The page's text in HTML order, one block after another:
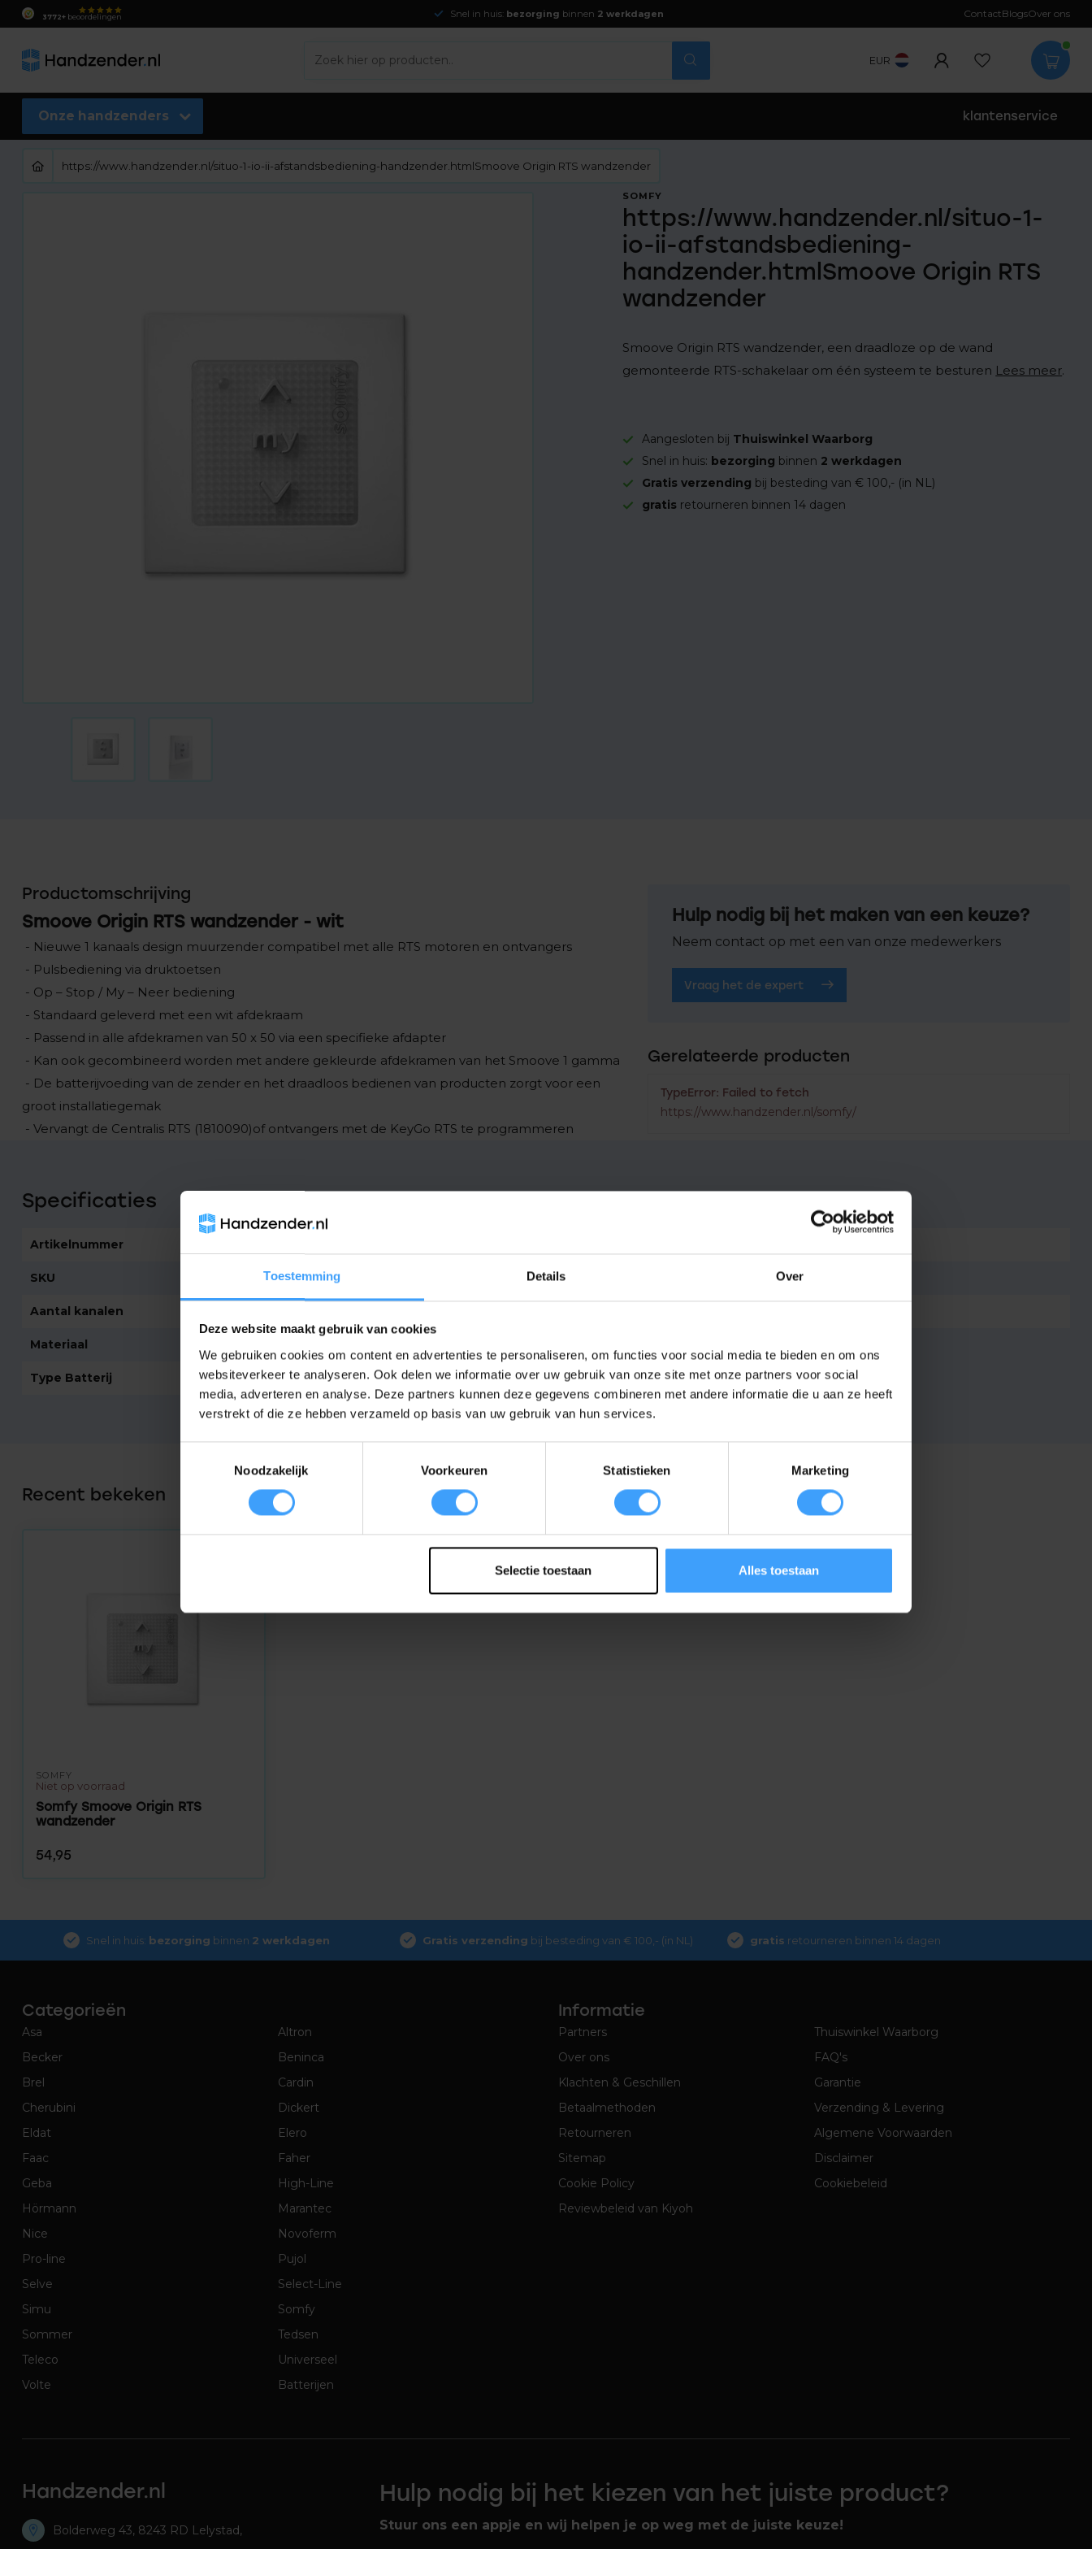
Toestemming Details Over
Deze website maakt gebruik van cookies
We gebruiken cookies om content en advertenties te personaliseren, om functies voor social media te bieden en om ons
websiteverkeer te analyseren. Ook delen we informatie over uw gebruik van onze site met onze partners voor social
media, adverteren en analyse. Deze partners kunnen deze gegevens combineren met andere informatie die u aan ze heeft
verstrekt of die ze hebben verzameld op basis van uw gebruik van hun services.
Noodzakelijk
Voorkeuren Statistieken Marketing
Selectie toestaan Alles toestaan
3772+ beoordelingen Snel in huis: bezorging binnen 2 werkdagen ContactBlogsOver ons
EUR
Onze handzenders klantenservice
https://www.handzender.nl/situo-1-io-ii-afstandsbediening-handzender.htmlSmoove Origin RTS wandzender
SOMFY
https://www.handzender.nl/situo-1-
io-ii-afstandsbediening-
handzender.htmlSmoove Origin RTS
wandzender
Smoove Origin RTS wandzender, een draadloze op de wand
gemonteerde RTS-schakelaar om één systeem te besturen Lees meer.
Aangesloten bij Thuiswinkel Waarborg
Snel in huis: bezorging binnen 2 werkdagen
Gratis verzending bij besteding van € 100,- (in NL)
gratis retourneren binnen 14 dagen
Productomschrijving
Smoove Origin RTS wandzender - wit
- Nieuwe 1 kanaals design muurzender compatibel met alle RTS motoren en ontvangers
- Pulsbediening via druktoetsen
- Op – Stop / My – Neer bediening
- Standaard geleverd met een wit afdekraam
- Passend in alle afdekramen van 50 x 50 via een specifieke afdapter
- Kan ook gecombineerd worden met andere gekleurde afdekramen van het Smoove 1 gamma
- De batterijvoeding van de zender en het draadloos bedienen van producten zorgt voor een
groot installatiegemak
- Vervangt de Centralis RTS (1810090)of ontvangers met de KeyGo RTS te programmeren
Hulp nodig bij het maken van een keuze?
Neem contact op met een van onze medewerkers
Vraag het de expert
Gerelateerde producten
TypeError: Failed to fetch
https://www.handzender.nl/somfy/
Specificaties
Artikelnummer
SKU 1810880 433,42 MHz
Aantal kanalen
Materiaal
Type Batterij CR2430
Recent bekeken
SOMFY
Niet op voorraad
Somfy Smoove Origin RTS
wandzender
54,95
Snel in huis: bezorging binnen 2 werkdagen Gratis verzending bij besteding van € 100,- (in NL) gratis retourneren binnen 14 dagen
Categorieën
Asa
Altron
Becker
Beninca
Brel
Cardin
Cherubini
Dickert
Eldat
Elero
Faac
Faher
Geba
High-Line
Hörmann
Marantec
Nice
Novoferm
Pro-line
Pujol
Selve
Select-Line
Simu
Somfy
Sommer
Tedsen
Teleco
Universeel
Volte
Batterijen
Informatie
Partners
Thuiswinkel Waarborg
Over ons
FAQ's
Klachten & Geschillen
Garantie
Betaalmethoden
Verzending & Levering
Retourneren
Algemene Voorwaarden
Sitemap
Disclaimer
Cookie Policy
Cookiebeleid
Reviewbeleid van Kiyoh
Handzender.nl
Bolderweg 43, 8243 RD Lelystad,
Hulp nodig bij het kiezen van het juiste product?
Stuur ons een appje en wij helpen je op weg met de juiste keuze!